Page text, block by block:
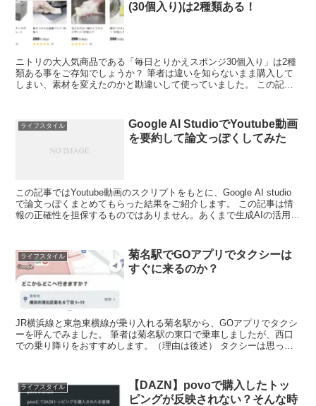
(30個入り)は2種類ある！
ニトリの大人気商品である「毎日とりかえスポンジ30個入り」は2種
類ある事をご存知でしょうか？ 筆者は違いを知らないまま購入して
しまい、素材を変えたのかと勘違いして使っていました。 この記事
ライフスタイル
Google AI StudioでYoutube動画
を要約して論文っぽくしてみた
この記事ではYoutube動画のスクリプトをもとに、Google AI studio
で論文っぽくまとめてもらった結果をご紹介します。 この記事は情
報の正確性を担保するものではありません。あくまで生成AIの活用事
ライフスタイル
菊名駅でGOアプリでタクシーは
すぐに来るのか？
JR横浜線と東急東横線が乗り入れる菊名駅から、GOアプリでタクシ
ーを呼んでみました。 筆者は菊名駅の東口で乗車しましたが、西口
での乗り降りをおすすめします。（理由は後述） タクシーは思った
ライフスタイル
【DAZN】povoで購入したトッ
ピングが反映されない？そんな時